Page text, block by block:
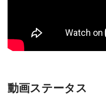
動画ステータス